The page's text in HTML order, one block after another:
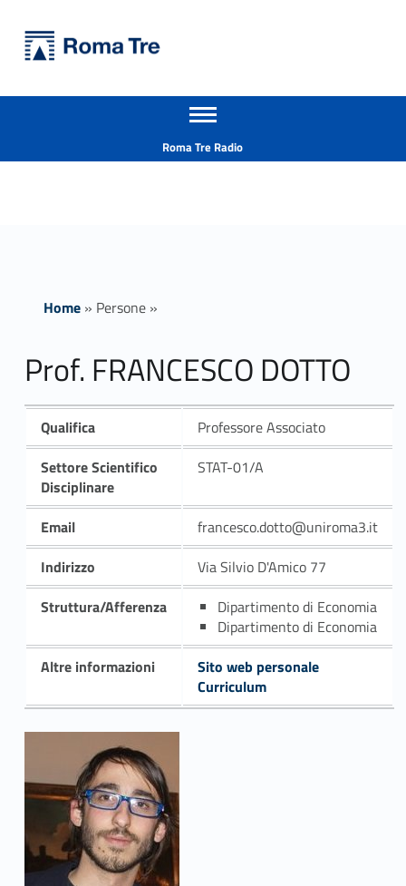
Prof. FRANCESCO DOTTO - Università Roma Tre
Apri il menu secondario
Roma Tre Radio
Home» Persone»
Prof. FRANCESCO DOTTO
Qualifica
Professore Associato
Settore Scientifico
Disciplinare
STAT-01/A
Email
francesco.dotto@uniroma3.it
Indirizzo
Via Silvio D'Amico 77
Struttura/Afferenza
Dipartimento di Economia
Dipartimento di Economia
Altre informazioni
Sito web personale
Curriculum